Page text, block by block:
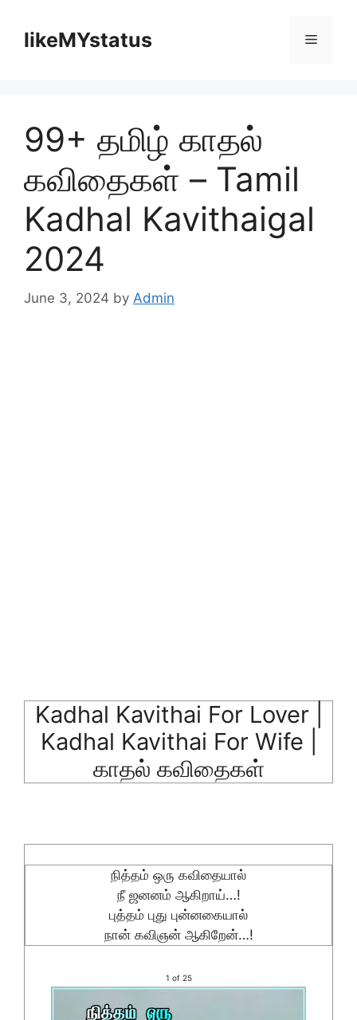
contentlikeMYstatus Menu
99+ தமிழ் காதல்
கவிதைகள் – Tamil
Kadhal Kavithaigal
2024
June 3, 2024 by Admin
Kadhal Kavithai For Lover |
Kadhal Kavithai For Wife |
காதல் கவிதைகள்
நித்தம் ஒரு கவிதையால்
நீ ஜனனம் ஆகிறாய்…!
புத்தம் புது புன்னகையால்
நான் கவிஞன் ஆகிறேன்…!
1 of 25